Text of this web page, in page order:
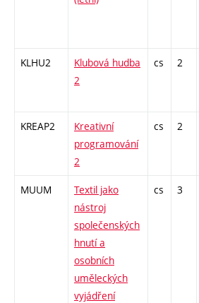
KLHU2
Klubová hudba
2
cs 2
KREAP2
Kreativní
programování
2
cs 2
MUUM
Textil jako
nástroj
společenských
hnutí a
osobních
uměleckých
vyjádření
cs 3